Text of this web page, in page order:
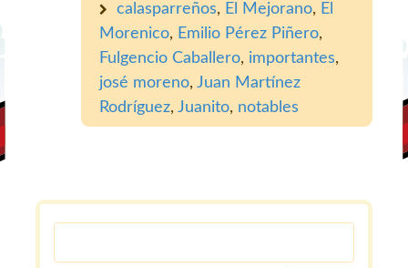
calasparreños, El Mejorano, El
Morenico, Emilio Pérez Piñero,
Fulgencio Caballero, importantes,
josé moreno, Juan Martínez
Rodríguez, Juanito, notables